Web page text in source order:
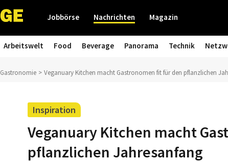
Jobbörse Nachrichten Magazin
Arbeitswelt Food Beverage Panorama Technik
Gastronomie Veganuary Kitchen macht Gastronomen fit für den pflanzlichen
Inspiration
Veganuary Kitchen macht
pflanzlichen Jahresanfang